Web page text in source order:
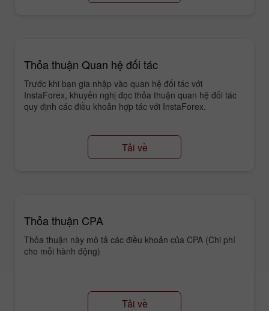
Thỏa thuận Quan hệ đối tác
Trước khi bạn gia nhập vào quan hệ đối tác với
InstaForex, khuyến nghị đọc thỏa thuận quan hệ đối tác
quy định các điều khoản hợp tác với InstaForex.
Tải về
Thỏa thuận CPA
Thỏa thuận này mô tả các điều khoản của CPA (Chi phí
cho mỗi hành động)
Tải về